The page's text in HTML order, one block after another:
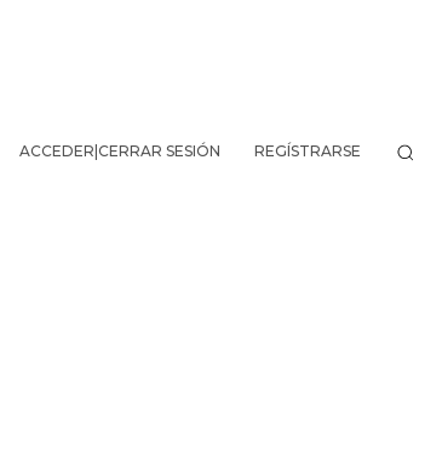
ACCEDER|CERRAR SESIÓN REGÍSTRARSE